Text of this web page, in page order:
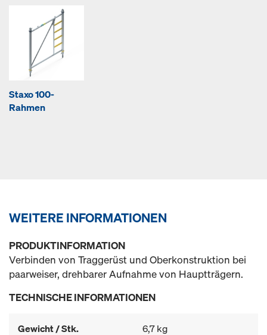
Staxo 100-
Rahmen
WEITERE INFORMATIONEN
PRODUKTINFORMATION
Verbinden von Traggerüst und Oberkonstruktion bei
paarweiser, drehbarer Aufnahme von Hauptträgern.
TECHNISCHE INFORMATIONEN
Gewicht / Stk. 6,7 kg